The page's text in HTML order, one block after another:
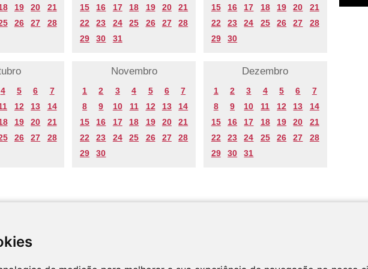
19 20
21
26 27
28
15
16 17 18 19 20
21
22
23 24 25 26 27
28
29
30 31
15
16 17 18 19 20
21
22
23 24 25 26 27
28
29
30
4 5 6
7
12 13
14
19 20
21
26 27
28
Novembro
1 2 3 4 5 6
7
8
9 10 11 12 13
14
15
16 17 18 19 20
21
22
23 24 25 26 27
28
29
30
Dezembro
1 2 3 4 5 6
7
8
9 10 11 12 13
14
15
16 17 18 19 20
21
22
23 24 25 26 27
28
29
30 31